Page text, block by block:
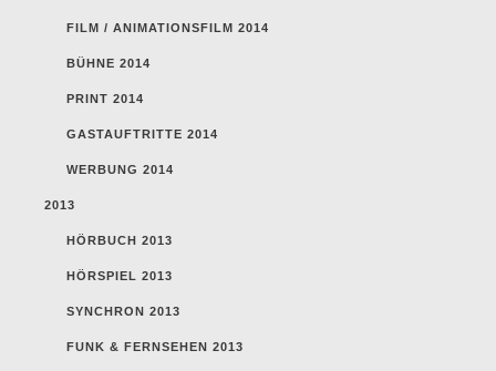
FILM / ANIMATIONSFILM 2014
BÜHNE 2014
PRINT 2014
GASTAUFTRITTE 2014
WERBUNG 2014
2013
HÖRBUCH 2013
HÖRSPIEL 2013
SYNCHRON 2013
FUNK & FERNSEHEN 2013